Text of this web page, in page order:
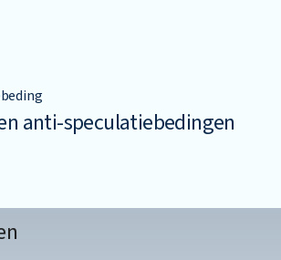
anti-speculatiebedingen